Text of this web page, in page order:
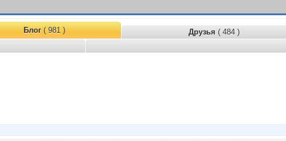
Блог( 981 ) Друзья ( 484 )